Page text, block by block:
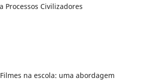
Processos Civilizadores
na escola: uma abordagem